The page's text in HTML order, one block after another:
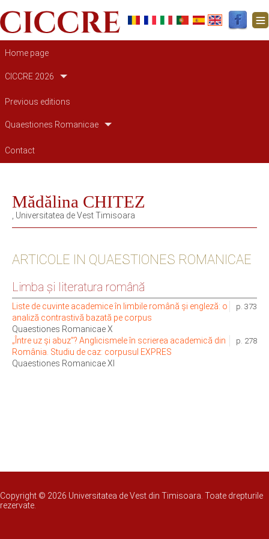
Main navigation
Home page
CICCRE 2026
Previous editions
Quaestiones Romanicae
Contact
Mădălina CHITEZ
, Universitatea de Vest Timisoara
ARTICOLE IN QUAESTIONES ROMANICAE
Limba şi literatura română
p. 373
Liste de cuvinte academice în limbile română și engleză: o
analiză contrastivă bazată pe corpus
Quaestiones Romanicae X
p. 278
„Între uz și abuz”? Anglicismele în scrierea academică din
România. Studiu de caz: corpusul EXPRES
Quaestiones Romanicae XI
Copyright © 2026 Universitatea de Vest din Timisoara. Toate drepturile
rezervate.